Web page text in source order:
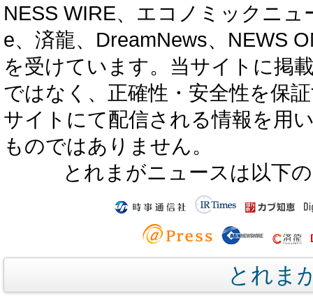
NESS WIRE、エコノミックニ
e、済龍、DreamNews、NEWS
を受けています。当サイトに掲
ではなく、正確性・安全性を保
サイトにて配信される情報を用
ものではありません。
とれまがニュースは以下
とれま